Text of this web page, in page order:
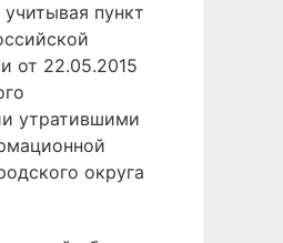
пункт
от 22.05.2015
утратившими
округа